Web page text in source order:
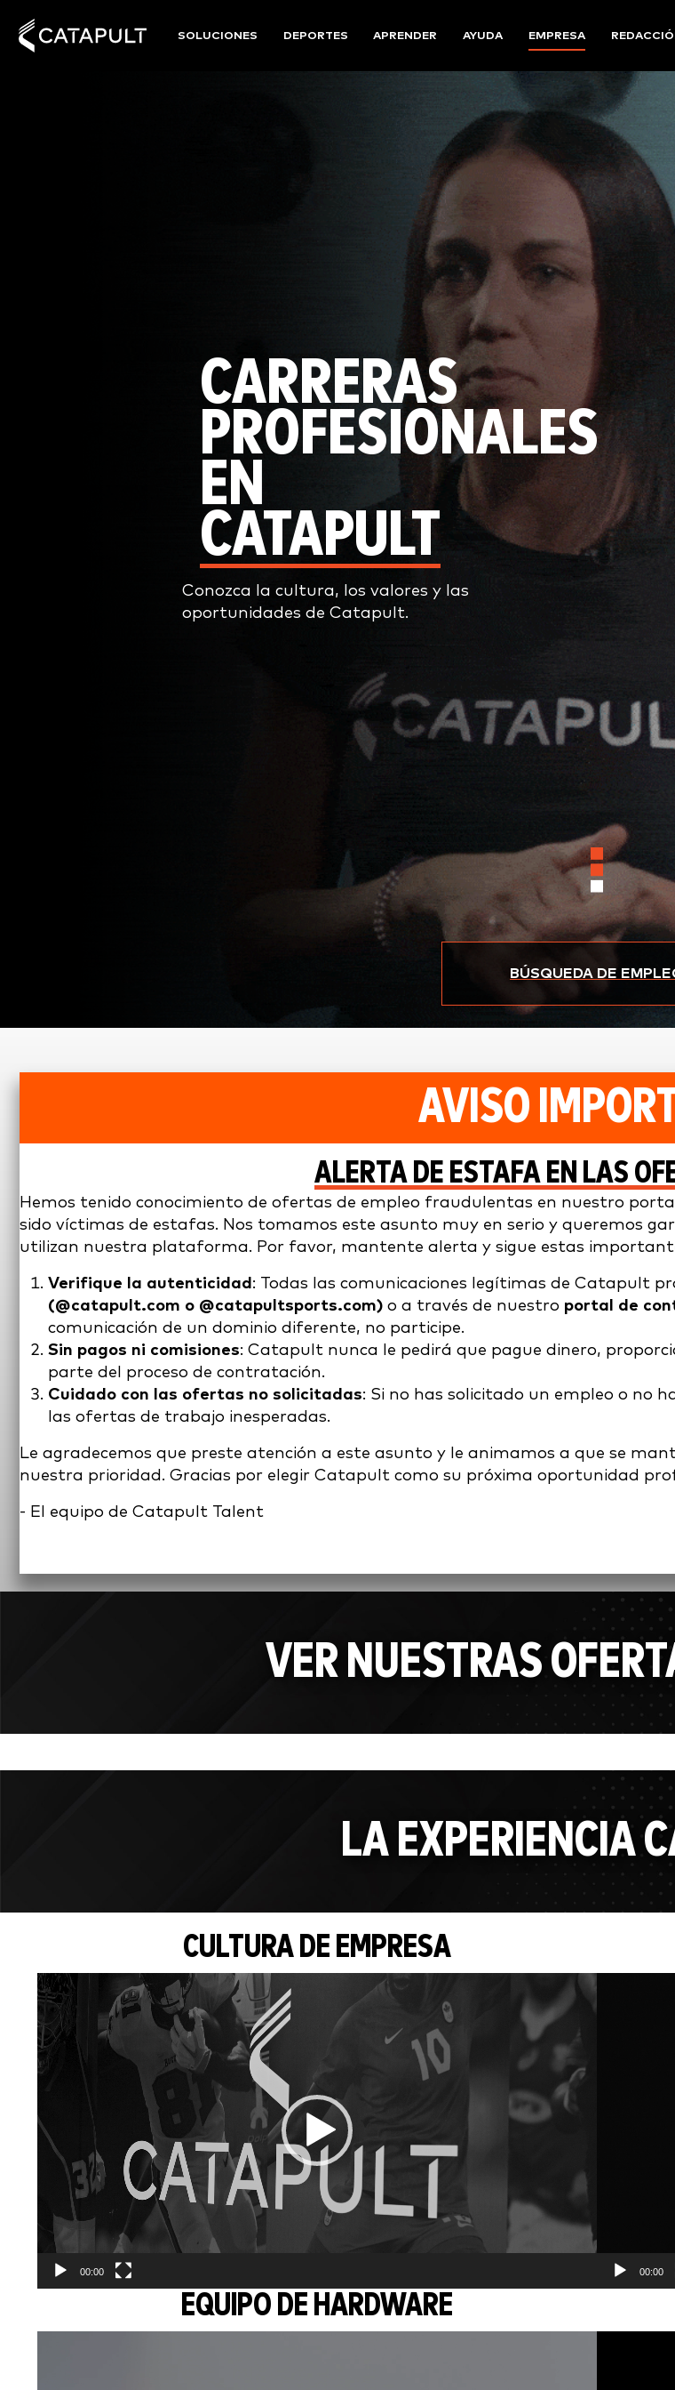
SOLUCIONES DEPORTES APRENDER AYUDA EMPRESA
CARRERAS
PROFESIONALES
EN
CATAPULT
Conozca la cultura, los valores y las
oportunidades de Catapult.
BÚSQUEDA DE
AVISO
ALERTA DE ESTAFA EN LAS
Hemos tenido conocimiento de ofertas de empleo fraudulentas en nuestro
sido víctimas de estafas. Nos tomamos este asunto muy en serio y queremos
utilizan nuestra plataforma. Por favor, mantente alerta y sigue estas
Verifique la autenticidad : Todas las comunicaciones legítimas de Catapult
(@catapult.com o @catapultsports.com) o a través de nuestro portal de
comunicación de un dominio diferente, no participe.
Sin pagos ni comisiones: Catapult nunca le pedirá que pague dinero,
parte del proceso de contratación.
Cuidado con las ofertas no solicitadas: Si no has solicitado un empleo o no
las ofertas de trabajo inesperadas.
Le agradecemos que preste atención a este asunto y le animamos a que se
nuestra prioridad. Gracias por elegir Catapult como su próxima oportunidad
- El equipo de Catapult Talent
VER NUESTRAS
LA EXPERIENCIA
CULTURA DE EMPRESA
Video
Player
00:00 00:00
EQUIPO DE HARDWARE